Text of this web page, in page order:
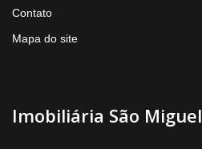
Contato
Mapa do site
Imobiliária São Miguel